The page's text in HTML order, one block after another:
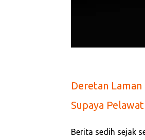
Deretan
Supaya
Berita sedih sejak